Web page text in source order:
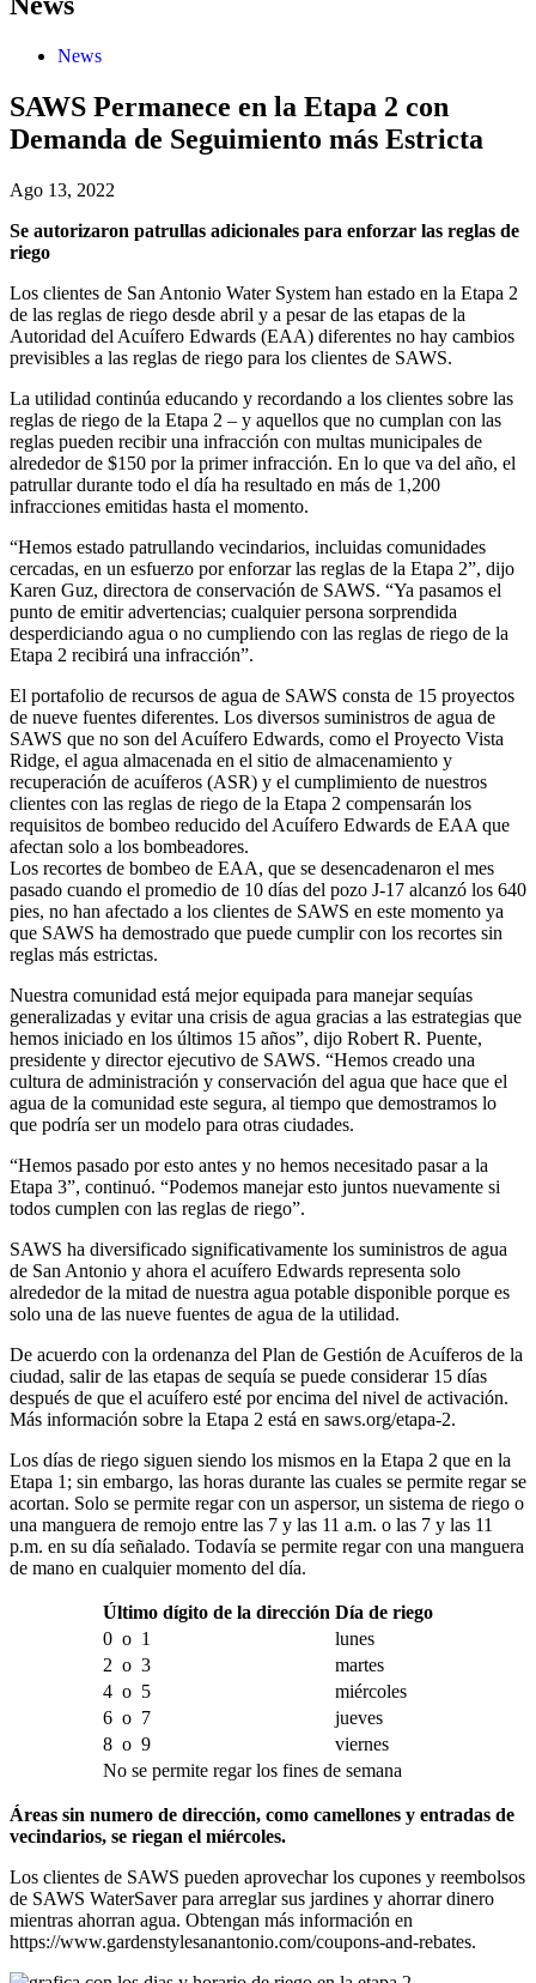
News
SAWS Permanece en la Etapa 2 con
Demanda de Seguimiento más Estricta
Ago 13, 2022
Se autorizaron patrullas adicionales para enforzar las reglas de
riego
Los clientes de San Antonio Water System han estado en la Etapa 2
de las reglas de riego desde abril y a pesar de las etapas de la
Autoridad del Acuífero Edwards (EAA) diferentes no hay cambios
previsibles a las reglas de riego para los clientes de SAWS.
La utilidad continúa educando y recordando a los clientes sobre las
reglas de riego de la Etapa 2 – y aquellos que no cumplan con las
reglas pueden recibir una infracción con multas municipales de
alrededor de $150 por la primer infracción. En lo que va del año, el
patrullar durante todo el día ha resultado en más de 1,200
infracciones emitidas hasta el momento.
“Hemos estado patrullando vecindarios, incluidas comunidades
cercadas, en un esfuerzo por enforzar las reglas de la Etapa 2”, dijo
Karen Guz, directora de conservación de SAWS. “Ya pasamos el
punto de emitir advertencias; cualquier persona sorprendida
desperdiciando agua o no cumpliendo con las reglas de riego de la
Etapa 2 recibirá una infracción”.
El portafolio de recursos de agua de SAWS consta de 15 proyectos
de nueve fuentes diferentes. Los diversos suministros de agua de
SAWS que no son del Acuífero Edwards, como el Proyecto Vista
Ridge, el agua almacenada en el sitio de almacenamiento y
recuperación de acuíferos (ASR) y el cumplimiento de nuestros
clientes con las reglas de riego de la Etapa 2 compensarán los
requisitos de bombeo reducido del Acuífero Edwards de EAA que
afectan solo a los bombeadores.
Los recortes de bombeo de EAA, que se desencadenaron el mes
pasado cuando el promedio de 10 días del pozo J-17 alcanzó los 640
pies, no han afectado a los clientes de SAWS en este momento ya
que SAWS ha demostrado que puede cumplir con los recortes sin
reglas más estrictas.
Nuestra comunidad está mejor equipada para manejar sequías
generalizadas y evitar una crisis de agua gracias a las estrategias que
hemos iniciado en los últimos 15 años”, dijo Robert R. Puente,
presidente y director ejecutivo de SAWS. “Hemos creado una
cultura de administración y conservación del agua que hace que el
agua de la comunidad este segura, al tiempo que demostramos lo
que podría ser un modelo para otras ciudades.
“Hemos pasado por esto antes y no hemos necesitado pasar a la
Etapa 3”, continuó. “Podemos manejar esto juntos nuevamente si
todos cumplen con las reglas de riego”.
SAWS ha diversificado significativamente los suministros de agua
de San Antonio y ahora el acuífero Edwards representa solo
alrededor de la mitad de nuestra agua potable disponible porque es
solo una de las nueve fuentes de agua de la utilidad.
De acuerdo con la ordenanza del Plan de Gestión de Acuíferos de la
ciudad, salir de las etapas de sequía se puede considerar 15 días
después de que el acuífero esté por encima del nivel de activación.
Más información sobre la Etapa 2 está en saws.org/etapa-2.
Los días de riego siguen siendo los mismos en la Etapa 2 que en la
Etapa 1; sin embargo, las horas durante las cuales se permite regar se
acortan. Solo se permite regar con un aspersor, un sistema de riego o
una manguera de remojo entre las 7 y las 11 a.m. o las 7 y las 11
p.m. en su día señalado. Todavía se permite regar con una manguera
de mano en cualquier momento del día.
Último dígito de la dirección Día de riego
0 o 1
lunes
2 o 3
martes
4 o 5
miércoles
6 o 7
jueves
8 o 9
viernes
No se permite regar los fines de semana
Áreas sin numero de dirección, como camellones y entradas de
vecindarios, se riegan el miércoles.
Los clientes de SAWS pueden aprovechar los cupones y reembolsos
de SAWS WaterSaver para arreglar sus jardines y ahorrar dinero
mientras ahorran agua. Obtengan más información en
https://www.gardenstylesanantonio.com/coupons-and-rebates.